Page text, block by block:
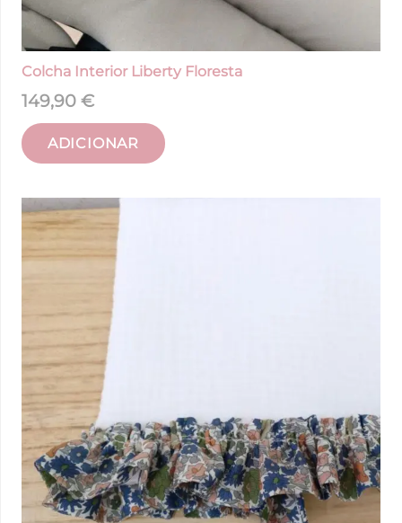
Colcha Interior Liberty Floresta
149,90 €
ADICIONAR